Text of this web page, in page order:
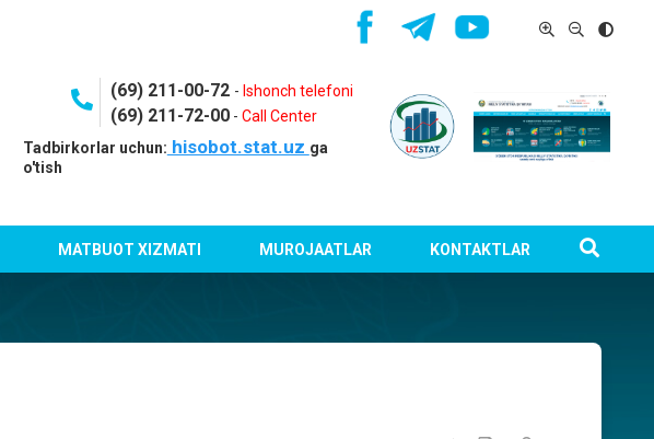
(69) 211-00-72 - Ishonch telefoni
(69) 211-72-00- Call Center
Tadbirkorlar uchun: hisobot.stat.uz ga
o'tish
MATBUOT XIZMATI MUROJAATLAR KONTAKTLAR